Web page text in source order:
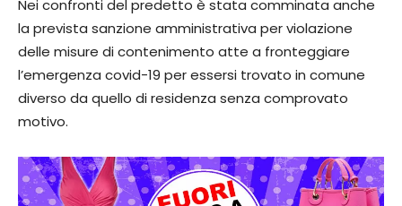
Nei confronti del predetto è stata comminata anche
la prevista sanzione amministrativa per violazione
delle misure di contenimento atte a fronteggiare
l’emergenza covid-19 per essersi trovato in comune
diverso da quello di residenza senza comprovato
motivo.